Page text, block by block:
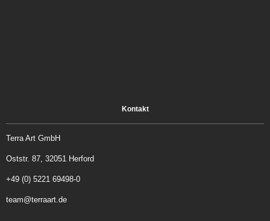
Kontakt
Terra Art GmbH
Oststr. 87, 32051 Herford
+49 (0) 5221 69498-0
team@terraart.de